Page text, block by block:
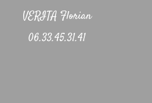
VERITA Florian
06.33.45.31.41